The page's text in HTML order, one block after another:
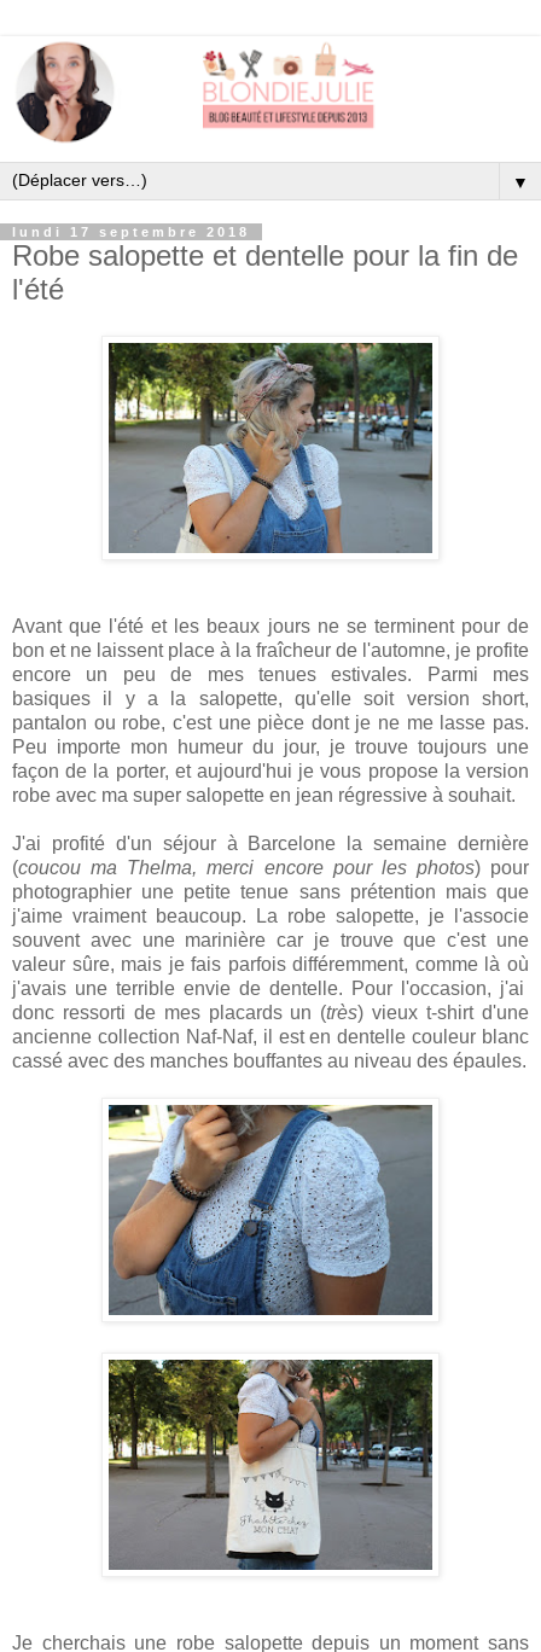
▼
lundi 17 septembre 2018
Robe salopette et dentelle pour la fin de
l'été
Avant que l'été et les beaux jours ne se terminent pour de
bon et ne laissent place à la fraîcheur de l'automne, je profite
encore un peu de mes tenues estivales. Parmi mes
basiques il y a la salopette, qu'elle soit version short,
pantalon ou robe, c'est une pièce dont je ne me lasse pas.
Peu importe mon humeur du jour, je trouve toujours une
façon de la porter, et aujourd'hui je vous propose la version
robe avec ma super salopette en jean régressive à souhait.
J'ai profité d'un séjour à Barcelone la semaine dernière
(coucou ma Thelma, merci encore pour les photos) pour
photographier une petite tenue sans prétention mais que
j'aime vraiment beaucoup. La robe salopette, je l'associe
souvent avec une marinière car je trouve que c'est une
valeur sûre, mais je fais parfois différemment, comme là où
j'avais une terrible envie de dentelle. Pour l'occasion, j'ai
donc ressorti de mes placards un (très) vieux t-shirt d'une
ancienne collection Naf-Naf, il est en dentelle couleur blanc
cassé avec des manches bouffantes au niveau des épaules.
Je cherchais une robe salopette depuis un moment sans